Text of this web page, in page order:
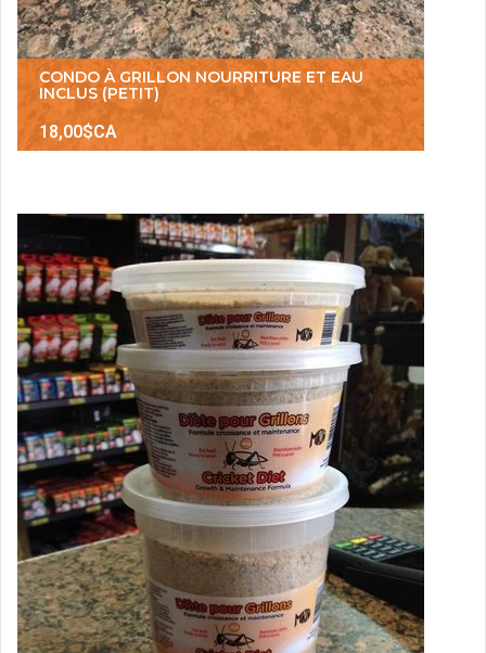
CONDO À GRILLON NOURRITURE ET EAU
INCLUS (PETIT)
18,00$CA